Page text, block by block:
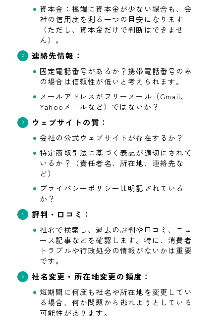
資本金：極端に資本金が少ない場合も、会
社の信用度を測る一つの目安になります
（ただし、資本金だけで判断はできませ
ん）。
連絡先情報：
固定電話番号があるか？携帯電話番号のみ
の場合は信頼性が低いと考えられます。
メールアドレスがフリーメール（Gmail、
Yahooメールなど）ではないか？
ウェブサイトの質：
会社の公式ウェブサイトが存在するか？
特定商取引法に基づく表記が適切にされて
いるか？（責任者名、所在地、連絡先な
ど）
プライバシーポリシーは明記されている
か？
評判・口コミ：
社名で検索し、過去の評判や口コミ、ニュ
ース記事などを確認します。特に、消費者
トラブルや行政処分の情報がないかは重要
です。
社名変更・所在地変更の頻度：
短期間に何度も社名や所在地を変更してい
る場合、何か問題から逃れようとしている
可能性があります。